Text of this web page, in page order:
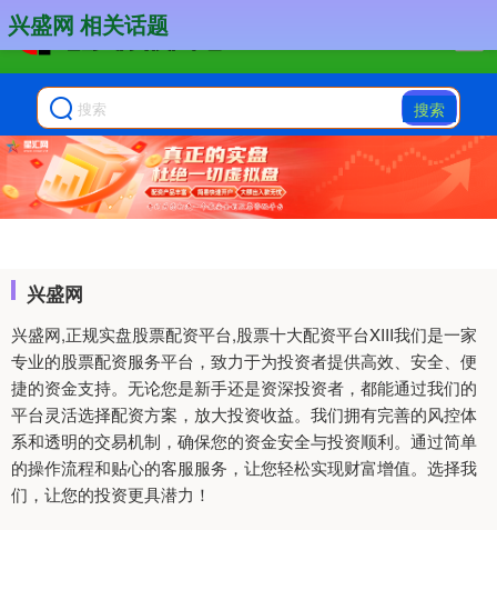
搜索
兴盛网
兴盛网,正规实盘股票配资平台,股票十大配资平台XIII‌我们是一家
专业的股票配资服务平台，致力于为投资者提供高效、安全、便
捷的资金支持。无论您是新手还是资深投资者，都能通过我们的
平台灵活选择配资方案，放大投资收益。我们拥有完善的风控体
系和透明的交易机制，确保您的资金安全与投资顺利。通过简单
的操作流程和贴心的客服服务，让您轻松实现财富增值。选择我
们，让您的投资更具潜力！
兴盛网 相关话题